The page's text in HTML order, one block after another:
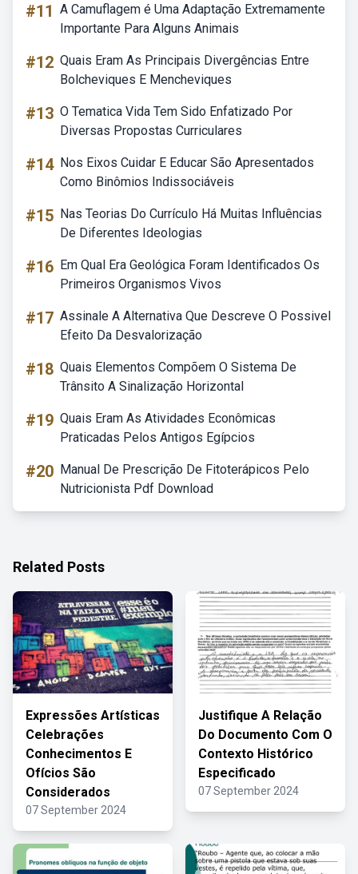
#11 A Camuflagem é Uma Adaptação Extremamente
Importante Para Alguns Animais
#12 Quais Eram As Principais Divergências Entre
Bolcheviques E Mencheviques
#13 O Tematica Vida Tem Sido Enfatizado Por
Diversas Propostas Curriculares
#14 Nos Eixos Cuidar E Educar São Apresentados
Como Binômios Indissociáveis
#15 Nas Teorias Do Currículo Há Muitas Influências
De Diferentes Ideologias
#16 Em Qual Era Geológica Foram Identificados Os
Primeiros Organismos Vivos
#17 Assinale A Alternativa Que Descreve O Possivel
Efeito Da Desvalorização
#18 Quais Elementos Compõem O Sistema De
Trânsito A Sinalização Horizontal
#19 Quais Eram As Atividades Econômicas
Praticadas Pelos Antigos Egípcios
#20 Manual De Prescrição De Fitoterápicos Pelo
Nutricionista Pdf Download
Related Posts
Expressões Artísticas
Celebrações
Conhecimentos E
Ofícios São
Considerados
07 September 2024
Justifique A Relação
Do Documento Com O
Contexto Histórico
Especificado
07 September 2024